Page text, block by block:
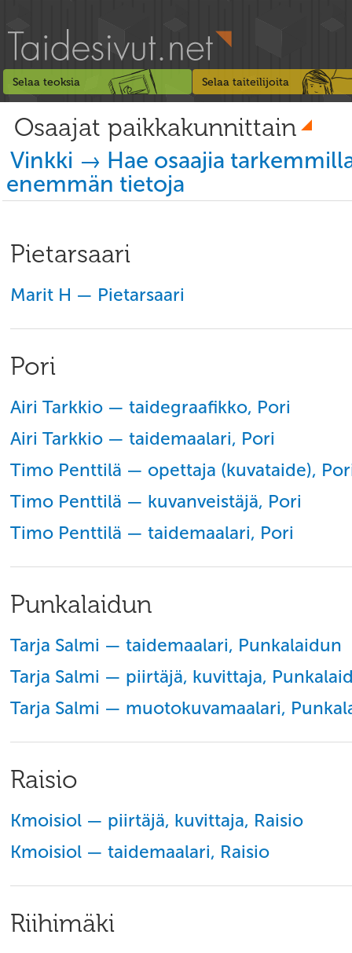
Selaa teoksia Selaa taiteilijoita
Osaajat paikkakunnittain
Vinkki → Hae osaajia
enemmän tietoja
Pietarsaari
Marit H — Pietarsaari
Pori
Airi Tarkkio — taidegraafikko, Pori
Airi Tarkkio — taidemaalari, Pori
Timo Penttilä — opettaja (kuvataide),
Timo Penttilä — kuvanveistäjä, Pori
Timo Penttilä — taidemaalari, Pori
Punkalaidun
Tarja Salmi — taidemaalari, Punkalaidun
Tarja Salmi — piirtäjä, kuvittaja,
Tarja Salmi — muotokuvamaalari,
Raisio
Kmoisiol — piirtäjä, kuvittaja, Raisio
Kmoisiol — taidemaalari, Raisio
Riihimäki